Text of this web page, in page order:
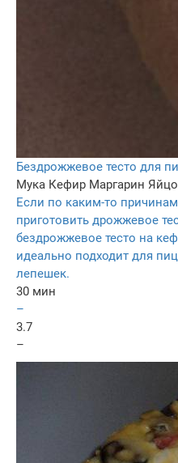
Бездрожжевое тесто для
Мука Кефир Маргарин Яйцо
Если по каким-то
приготовить дрожжевое
бездрожжевое тесто на
идеально подходит для
лепешек.
30 мин
–
3.7
–